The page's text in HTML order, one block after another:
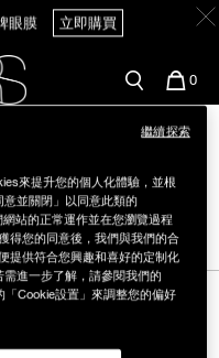
眼膜 立即購買
回饋
1送1 立即購買
腮紅露 立即購買
您
品
0
來提升您的個人化體驗，並根
並關閉」以同意此類的
站的正常運作並在您瀏覽過程
得您的同意後，我們與我們的合
提供符合您興趣和喜好的定制化
進一步了解，請參閱我們的
Cookie設置」來調整您的偏好
繼續探索